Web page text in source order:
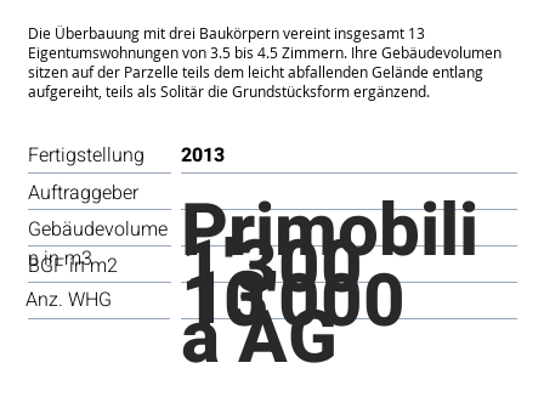
Die Überbauung mit drei Baukörpern vereint insgesamt 13
Eigentumswohnungen von 3.5 bis 4.5 Zimmern. Ihre Gebäudevolumen
sitzen auf der Parzelle teils dem leicht abfallenden Gelände entlang
aufgereiht, teils als Solitär die Grundstücksform ergänzend.
Anz. WHG
BGF in m2
Gebäudevolume
n in m3
Auftraggeber
Fertigstellung 2013
Primobili
a AG
10'000
1'300
13